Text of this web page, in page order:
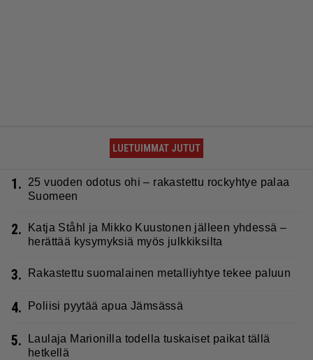
LUETUIMMAT JUTUT
1.
25 vuoden odotus ohi – rakastettu rockyhtye palaa
Suomeen
2.
Katja Ståhl ja Mikko Kuustonen jälleen yhdessä –
herättää kysymyksiä myös julkkiksilta
3. Rakastettu suomalainen metalliyhtye tekee paluun
4. Poliisi pyytää apua Jämsässä
5.
Laulaja Marionilla todella tuskaiset paikat tällä
hetkellä